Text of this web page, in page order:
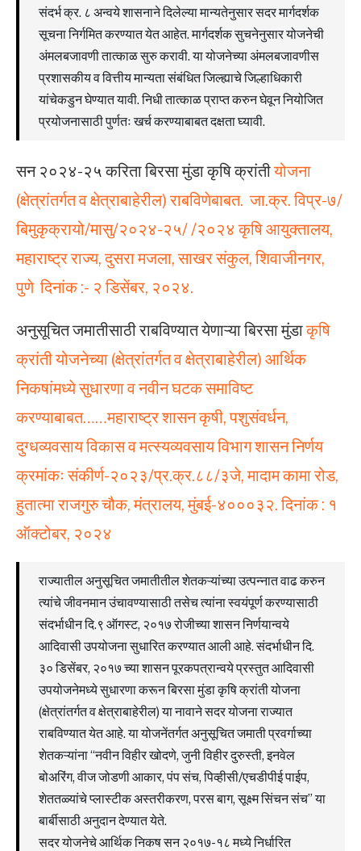
संदर्भ क्र. ८ अन्वये शासनाने दिलेल्या मान्यतेनुसार सदर मार्गदर्शक
सूचना निर्गमित करण्यात येत आहेत. मार्गदर्शक सुचनेनुसार योजनेची
अंमलबजावणी तात्काळ सुरु करावी. या योजनेच्या अंमलबजावणीस
प्रशासकीय व वित्तीय मान्यता संबंधित जिल्ह्याचे जिल्हाधिकारी
यांचेकडुन घेण्यात यावी. निधी तात्काळ प्राप्त करुन घेवून नियोजित
प्रयोजनासाठी पुर्णतः खर्च करण्याबाबत दक्षता घ्यावी.
सन २०२४-२५ करिता बिरसा मुंडा कृषि क्रांतीयोजना
(क्षेत्रांतर्गत व क्षेत्राबाहेरील) राबविणेबाबत. जा.क्र. विप्र-७/
बिमुकृक्रायो/मासु/२०२४-२५/ /२०२४ कृषि आयुक्तालय,
महाराष्ट्र राज्य, दुसरा मजला, साखर संकुल, शिवाजीनगर,
पुणे दिनांक :- २ डिसेंबर, २०२४.
अनुसूचित जमातीसाठी राबविण्यात येणाऱ्या बिरसा मुंडाकृषि
क्रांती योजनेच्या (क्षेत्रांतर्गत व क्षेत्राबाहेरील) आर्थिक
निकषांमध्ये सुधारणा व नवीन घटक समाविष्ट
करण्याबाबत……महाराष्ट्र शासन कृषी, पशुसंवर्धन,
दुग्धव्यवसाय विकास व मत्स्यव्यवसाय विभाग शासन निर्णय
क्रमांकः संकीर्ण-२०२३/प्र.क्र.८८/३जे, मादाम कामा रोड,
हुतात्मा राजगुरु चौक, मंत्रालय, मुंबई-४०००३२. दिनांक : १
ऑक्टोबर, २०२४
राज्यातील अनुसूचित जमातीतील शेतकऱ्यांच्या उत्पन्नात वाढ करुन
त्यांचे जीवनमान उंचावण्यासाठी तसेच त्यांना स्वयंपूर्ण करण्यासाठी
संदर्भाधीन दि.९ ऑगस्ट, २०१७ रोजीच्या शासन निर्णयान्वये
आदिवासी उपयोजना सुधारित करण्यात आली आहे. संदर्भाधीन दि.
३० डिसेंबर, २०१७ च्या शासन पूरकपत्रान्वये प्रस्तुत आदिवासी
उपयोजनेमध्ये सुधारणा करून बिरसा मुंडा कृषि क्रांती योजना
(क्षेत्रांतर्गत व क्षेत्राबाहेरील) या नावाने सदर योजना राज्यात
राबविण्यात येत आहे. या योजनेंतर्गत अनुसूचित जमाती प्रवर्गाच्या
शेतकऱ्यांना “नवीन विहीर खोदणे, जुनी विहीर दुरुस्ती, इनवेल
बोअरिंग, वीज जोडणी आकार, पंप संच, पिव्हीसी/एचडीपीई पाईप,
शेततळ्यांचे प्लास्टीक अस्तरीकरण, परस बाग, सूक्ष्म सिंचन संच” या
बार्बीसाठी अनुदान देण्यात येते.
सदर योजनेचे आर्थिक निकष सन २०१७-१८ मध्ये निर्धारित